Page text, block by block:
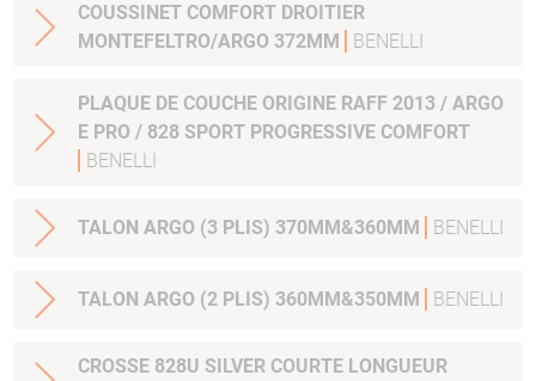
COUSSINET COMFORT DROITIER
MONTEFELTRO/ARGO 372MM
BENELLI
PLAQUE DE COUCHE ORIGINE RAFF 2013 / ARGO
E PRO / 828 SPORT PROGRESSIVE COMFORT
BENELLI
TALON ARGO (3 PLIS) 370MM&360MM BENELLI
TALON ARGO (2 PLIS) 360MM&350MM BENELLI
CROSSE 828U SILVER COURTE LONGUEUR